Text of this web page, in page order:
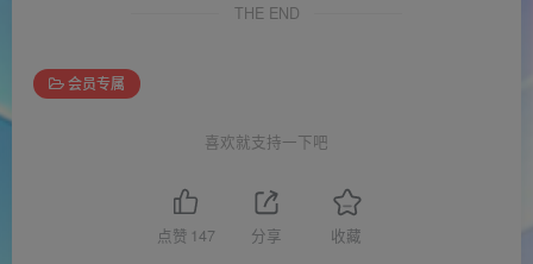
THE END
会员专属
喜欢就支持一下吧
点赞 147 分享 收藏